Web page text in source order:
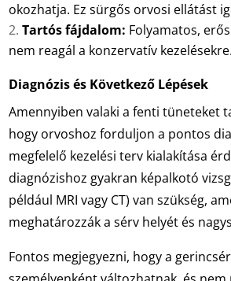
okozhatja. Ez sürgős orvosi ellátást
Tartós fájdalom: Folyamatos,
nem reagál a konzervatív kezelésekre.
Diagnózis és Következő Lépések
Amennyiben valaki a fenti tüneteket
hogy orvoshoz forduljon a pontos
megfelelő kezelési terv kialakítása
diagnózishoz gyakran képalkotó
például MRI vagy CT) van szükség,
meghatározzák a sérv helyét és
Fontos megjegyezni, hogy a